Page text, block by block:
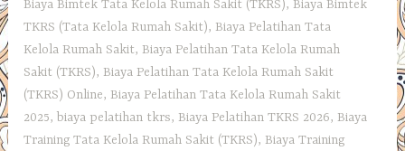
Biaya Bimtek Tata Kelola Rumah Sakit (TKRS), Biaya Bimtek
TKRS (Tata Kelola Rumah Sakit), Biaya Pelatihan Tata
Kelola Rumah Sakit, Biaya Pelatihan Tata Kelola Rumah
Sakit (TKRS), Biaya Pelatihan Tata Kelola Rumah Sakit
(TKRS) Online, Biaya Pelatihan Tata Kelola Rumah Sakit
2025, biaya pelatihan tkrs, Biaya Pelatihan TKRS 2026, Biaya
Training Tata Kelola Rumah Sakit (TKRS), Biaya Training